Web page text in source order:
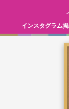
インスタグラム